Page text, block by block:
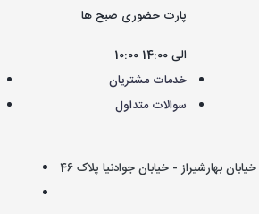
پارت حضوری صبح ها
10:00 الی 14:00
خدمات مشتریان
سوالات متداول
بهارشیراز - خیابان جوادنیا پلاک 46